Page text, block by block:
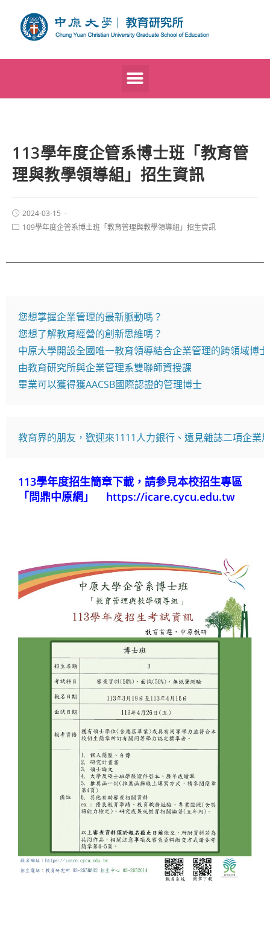
113學年度企管系博士班「教育管
理與教學領導組」招生資訊
2024-03-15
109學年度企管系博士班「教育管理與教學領導組」招生資訊
您想掌握企業管理的最新脈動嗎？
您想了解教育經營的創新思維嗎？
中原大學開設全國唯一教育領導結合企業管理的跨領域博
由教育研究所與企業管理系雙聯師資授課
畢業可以獲得獲AACSB國際認證的管理博士
教育界的朋友，歡迎來1111人力銀行、遠見雜誌二項企業
113學年度招生簡章下載，請參見本校招生專區
「問鼎中原網」 https://icare.cycu.edu.tw